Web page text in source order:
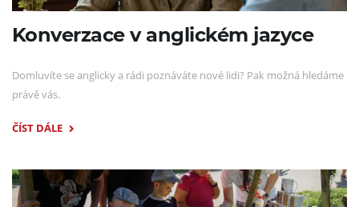
Konverzace v anglickém jazyce
Domluvíte se anglicky a rádi poznáváte nové lidi? Pak možná hledáme
právě vás.
ČÍST DÁLE